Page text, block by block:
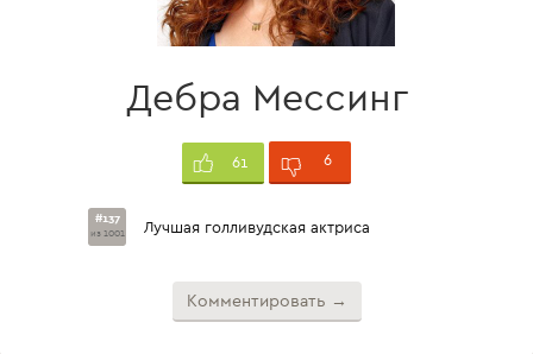
Дебра Мессинг
61 6
#137
из 1001 Лучшая голливудская актриса
Комментировать →